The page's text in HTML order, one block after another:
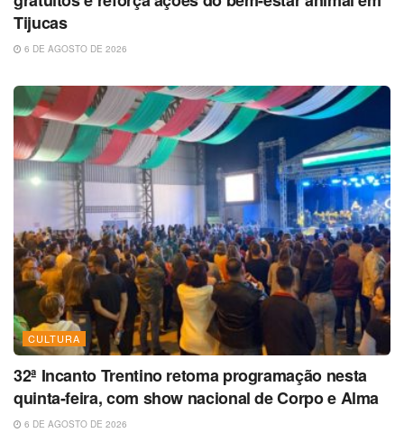
Tijucas
6 DE AGOSTO DE 2026
CULTURA
32ª Incanto Trentino retoma programação nesta
quinta-feira, com show nacional de Corpo e Alma
6 DE AGOSTO DE 2026